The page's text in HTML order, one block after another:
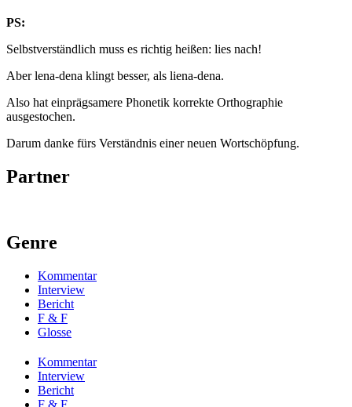
PS:
Selbstverständlich muss es richtig heißen: lies nach!
Aber lena-dena klingt besser, als liena-dena.
Also hat einprägsamere Phonetik korrekte Orthographie
ausgestochen.
Darum danke fürs Verständnis einer neuen Wortschöpfung.
Partner
Genre
Kommentar
Interview
Bericht
F & F
Glosse
Kommentar
Interview
Bericht